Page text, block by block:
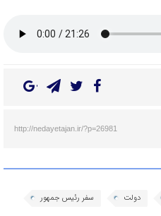
http://nedayetajan.ir/?p=26981
دولت سفر رئیس جمهور